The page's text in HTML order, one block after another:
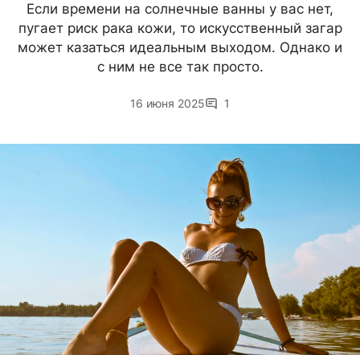
Если времени на солнечные ванны у вас нет,
пугает риск рака кожи, то искусственный загар
может казаться идеальным выходом. Однако и
с ним не все так просто.
16 июня 2025 1